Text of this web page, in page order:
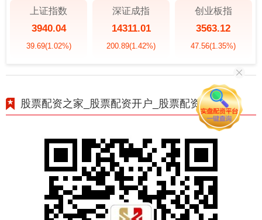
上证指数
3940.04
39.69(1.02%)
深证成指
14311.01
200.89(1.42%)
创业板指
3563.12
47.56(1.35%)
股票配资之家_股票配资开户_股票配资论坛